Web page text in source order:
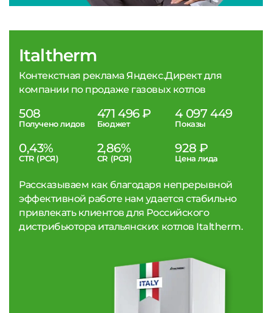
Italtherm
Контекстная реклама Яндекс.Директ для
компании по продаже газовых котлов
508
Получено лидов
471 496 ₽
Бюджет
4 097 449
Показы
0,43%
CTR (РСЯ)
2,86%
CR (РСЯ)
928 ₽
Цена лида
Рассказываем как благодаря непрерывной
эффективной работе нам удается стабильно
привлекать клиентов для Российского
дистрибьютора итальянских котлов Italtherm.